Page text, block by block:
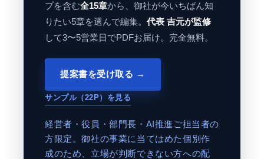
プを含む全15章から、御社が今いちばん知
りたい5章を選んで編集。 代表 吉元が監修
して3〜5営業日でPDFお届け。完全無料。
提案書を受け取る →
サンプル（22P）を見る
経営者・役員・部門長・AI推進ご担当者の
方限定。御社の事業に当てはめた個別作
成のため、立場が判断できない方への配